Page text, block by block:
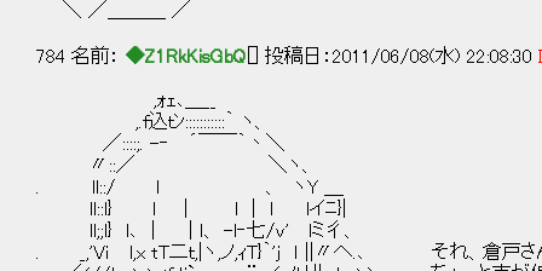
＼ ／＿＿＿ ／
784 名前： ◆Z1RkKisGbQ [] 投稿日：2011/06/08(水) 22:08:30
,ｫｪ､＿__
,.f込ｔﾝ:::::::::::｀ ヽ、
／::::;. -‐ ´￣￣｀丶＼
〃::／ ＼ヽ、
. ll::/ l 、 ヽY ＿
ll::l} ｌ | l | l lイﾆ}|
ll;;l} l､ | | ｌ、 -l‐七/ｖ' lミ彳、
. _,'Vｉ l,x tT二ｔ,|ヽ,ノ,ｨT}｀'j ｌ ||〃へ.､ それ、倉戸さ